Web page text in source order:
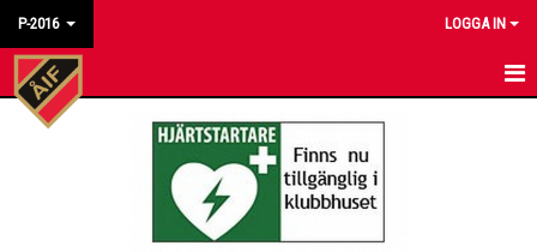
P-2016 LOGGA IN
HEM